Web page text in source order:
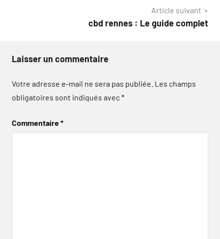
Article suivant
cbd rennes : Le guide complet
Laisser un commentaire
Votre adresse e-mail ne sera pas publiée. Les champs
obligatoires sont indiqués avec*
Commentaire*